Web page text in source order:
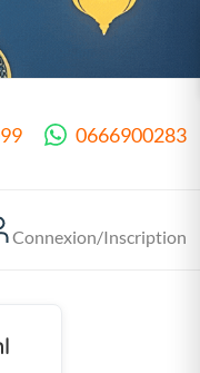
0666900283
Connexion/Inscription